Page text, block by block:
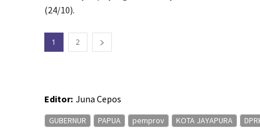
(24/10).
1 2
Editor: Juna Cepos
GUBERNUR PAPUA pemprov KOTA JAYAPURA